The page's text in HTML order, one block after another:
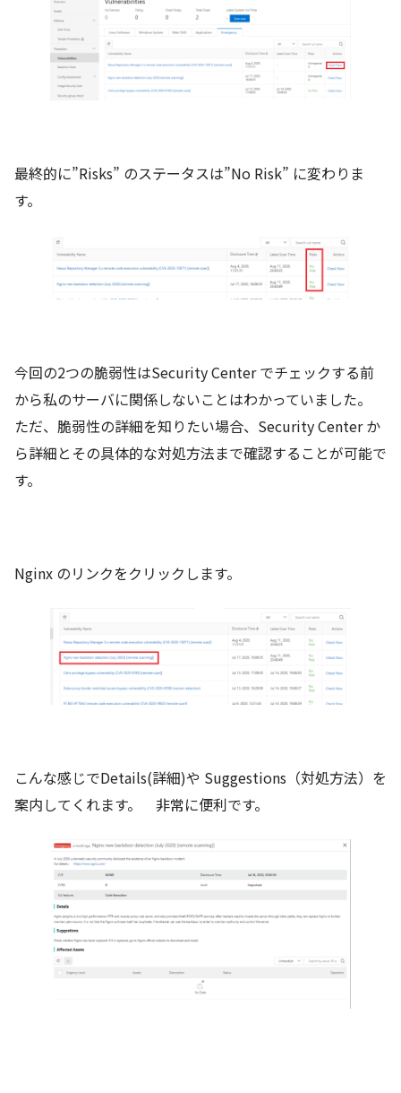
最終的に”Risks” のステータスは”No Risk” に変わりま
す。
今回の2つの脆弱性はSecurity Center でチェックする前
から私のサーバに関係しないことはわかっていました。
ただ、脆弱性の詳細を知りたい場合、Security Center か
ら詳細とその具体的な対処方法まで確認することが可能で
す。
Nginx のリンクをクリックします。
こんな感じでDetails(詳細)や Suggestions（対処方法）を
案内してくれます。 非常に便利です。